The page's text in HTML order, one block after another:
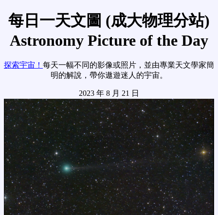
每日一天文圖 (成大物理分站)
Astronomy Picture of the Day
探索宇宙！ 每天一幅不同的影像或照片，並由專業天文學家簡
明的解說，帶你遨遊迷人的宇宙。
2023 年 8 月 21 日